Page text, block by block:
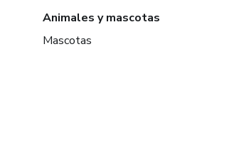
Animales y mascotas
Mascotas